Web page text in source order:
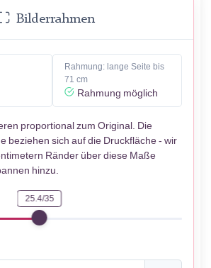
Bilderrahmen
Rahmung: lange Seite bis
71 cm
Rahmung möglich
proportional zum Original. Die
beziehen sich auf die Druckfläche - wir
Ränder über diese Maße
hinzu.
25.4/35